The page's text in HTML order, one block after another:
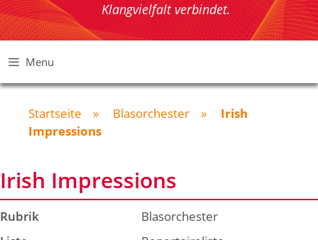
Klangvielfalt verbindet.
Menu
Startseite » Blasorchester » Irish
Impressions
Irish Impressions
Rubrik
Blasorchester